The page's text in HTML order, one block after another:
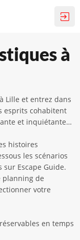
à
Lille et entrez dans
esprits cohabitent
et inquiétante…
histoires
les scénarios
Escape Guide.
planning de
votre
en temps